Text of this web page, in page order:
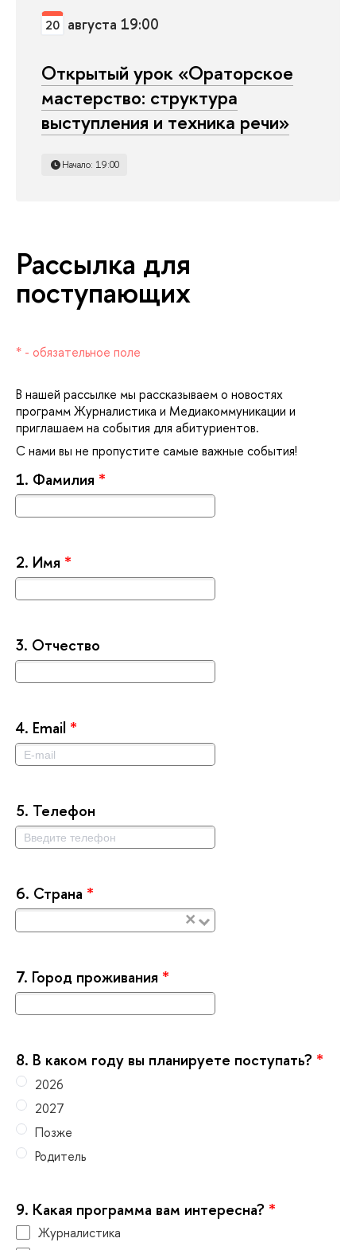
20 августа 19:00
Открытый урок «Ораторское
мастерство: структура
ыступления и техника речи»
Начало: 19:00
Рассылка для
поступающих
* - обязательное поле
нашей рассылке мы рассказываем о новостях
программ Журналистика и Медиакоммуникации и
приглашаем на события для абитуриентов.
С нами вы не пропустите самые важные события!
1. Фамилия *
2. Имя *
3. Отчество
4. Email *
5. Телефон
6. Страна *
×
7. Город проживания *
8. каком году вы планируете поступать? *
2026
2027
Позже
Родитель
9. Какая программа вам интересна? *
Журналистика